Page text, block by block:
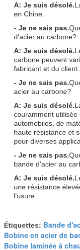
A: Je suis désolé.
en Chine.
- Je ne sais pas.
d'acier au carbone?
A: Je suis désolé.
carbone peuvent
fabricant et du client.
- Je ne sais pas.
acier au carbone?
A: Je suis désolé.
couramment
automobiles, de
haute résistance et
pour diverses
- Je ne sais pas.
bande d'acier au
A: Je suis désolé.
une résistance
l'usure.
Étiquettes: Bande
Bobine en acier de
Bobine laminée à